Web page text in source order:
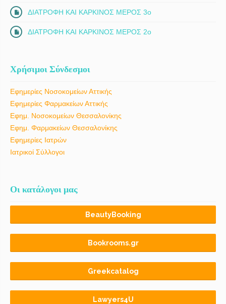
ΔΙΑΤΡΟΦΗ ΚΑΙ ΚΑΡΚΙΝΟΣ ΜΕΡΟΣ 3ο
ΔΙΑΤΡΟΦΗ ΚΑΙ ΚΑΡΚΙΝΟΣ ΜΕΡΟΣ 2ο
Χρήσιμοι Σύνδεσμοι
Εφημερίες Νοσοκομείων Αττικής
Εφημερίες Φαρμακείων Αττικής
Εφημ. Νοσοκομείων Θεσσαλονίκης
Εφημ. Φαρμακείων Θεσσαλονίκης
Εφημερίες Ιατρών
Ιατρικοί Σύλλογοι
Οι κατάλογοι μας
BeautyBooking
Bookrooms.gr
Greekcatalog
Lawyers4U